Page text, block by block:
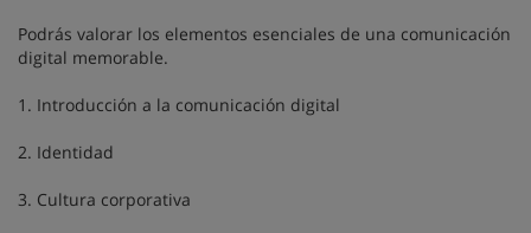
Podrás valorar los elementos esenciales de una comunicación
digital memorable.
1. Introducción a la comunicación digital
2. Identidad
3. Cultura corporativa